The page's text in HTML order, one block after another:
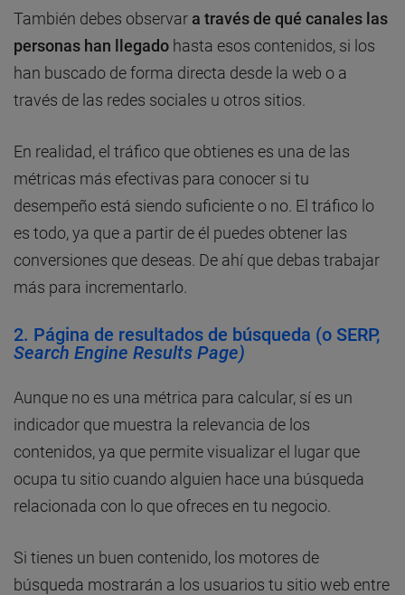
También debes observar a través de qué canales las
personas han llegado hasta esos contenidos, si los
han buscado de forma directa desde la web o a
través de las redes sociales u otros sitios.
En realidad, el tráfico que obtienes es una de las
métricas más efectivas para conocer si tu
desempeño está siendo suficiente o no. El tráfico lo
es todo, ya que a partir de él puedes obtener las
conversiones que deseas. De ahí que debas trabajar
más para incrementarlo.
2. Página de resultados de búsqueda (o SERP,
Search Engine Results Page)
Aunque no es una métrica para calcular, sí es un
indicador que muestra la relevancia de los
contenidos, ya que permite visualizar el lugar que
ocupa tu sitio cuando alguien hace una búsqueda
relacionada con lo que ofreces en tu negocio.
Si tienes un buen contenido, los motores de
búsqueda mostrarán a los usuarios tu sitio web entre